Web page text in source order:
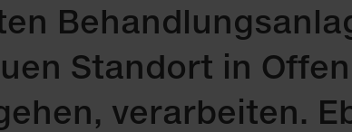
Standort in
verarbeiten.